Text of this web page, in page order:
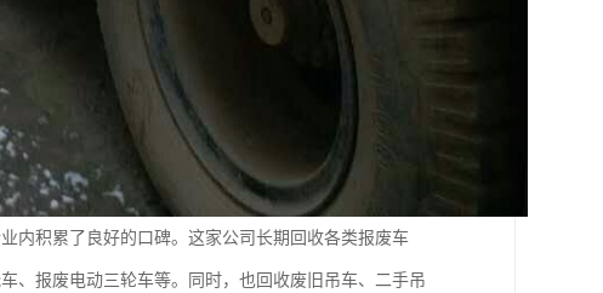
内积累了良好的口碑。这家公司长期回收各类报废车
、报废电动三轮车等。同时，也回收废旧吊车、二手吊